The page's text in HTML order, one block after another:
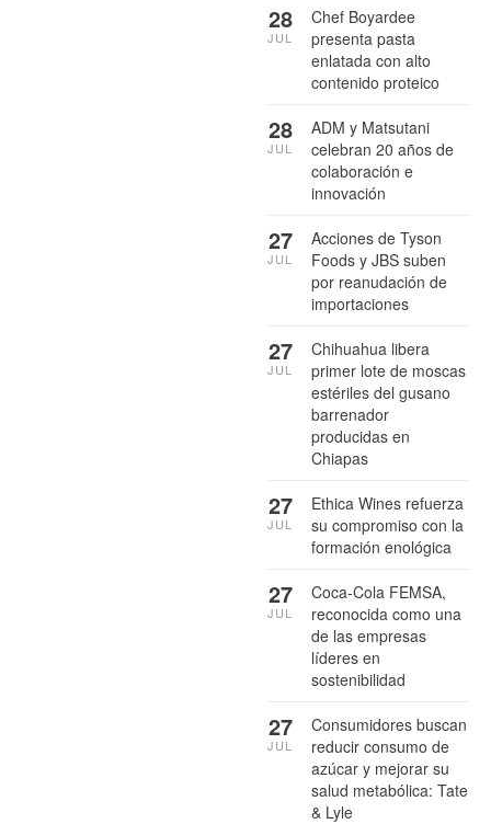
Chef Boyardee
presenta pasta
enlatada con alto
contenido proteico
28
JUL
ADM y Matsutani
celebran 20 años de
colaboración e
innovación
28
JUL
Acciones de Tyson
Foods y JBS suben
por reanudación de
importaciones
27
JUL
Chihuahua libera
primer lote de moscas
estériles del gusano
barrenador
producidas en
Chiapas
27
JUL
Ethica Wines refuerza
su compromiso con la
formación enológica
27
JUL
Coca-Cola FEMSA,
reconocida como una
de las empresas
líderes en
sostenibilidad
27
JUL
Consumidores buscan
reducir consumo de
azúcar y mejorar su
salud metabólica: Tate
& Lyle
27
JUL